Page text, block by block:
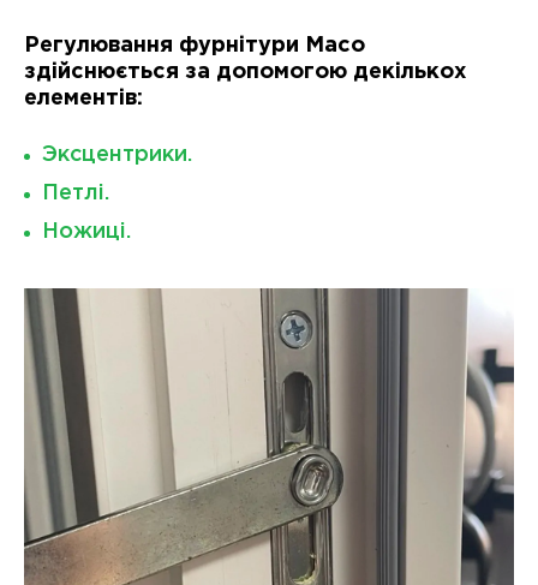
Регулювання фурнітури Maco
здійснюється за допомогою декількох
елементів:
Эксцентрики.
Петлі.
Ножиці.